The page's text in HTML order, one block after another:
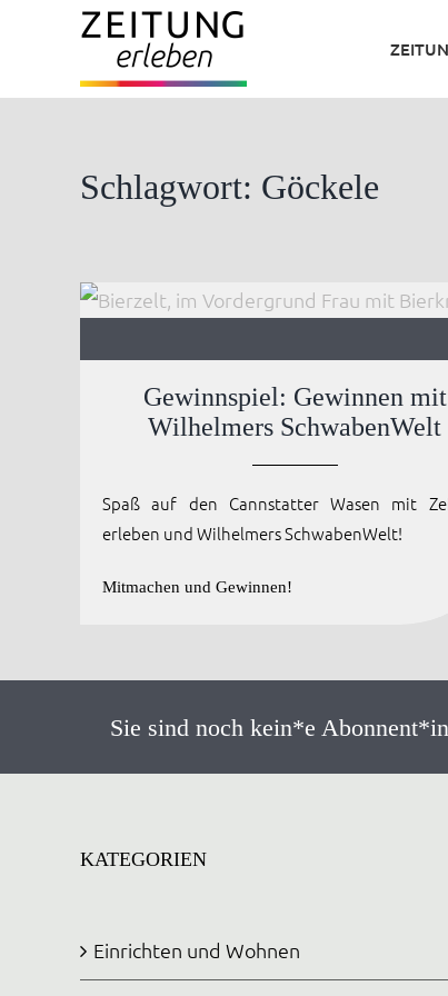
Schlagwort: Göckele
Gewinnspiel: Gewinnen mit
Wilhelmers SchwabenWelt
Spaß auf den Cannstatter Wasen mit
erleben und Wilhelmers SchwabenWelt!
Mitmachen und Gewinnen!
Sie sind noch kein*e
KATEGORIEN
Einrichten und Wohnen